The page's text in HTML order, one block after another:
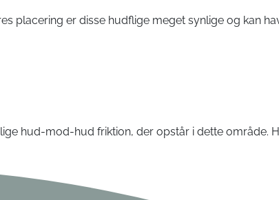
placering er disse hudflige meget synlige og kan
hud-mod-hud friktion, der opstår i dette område.